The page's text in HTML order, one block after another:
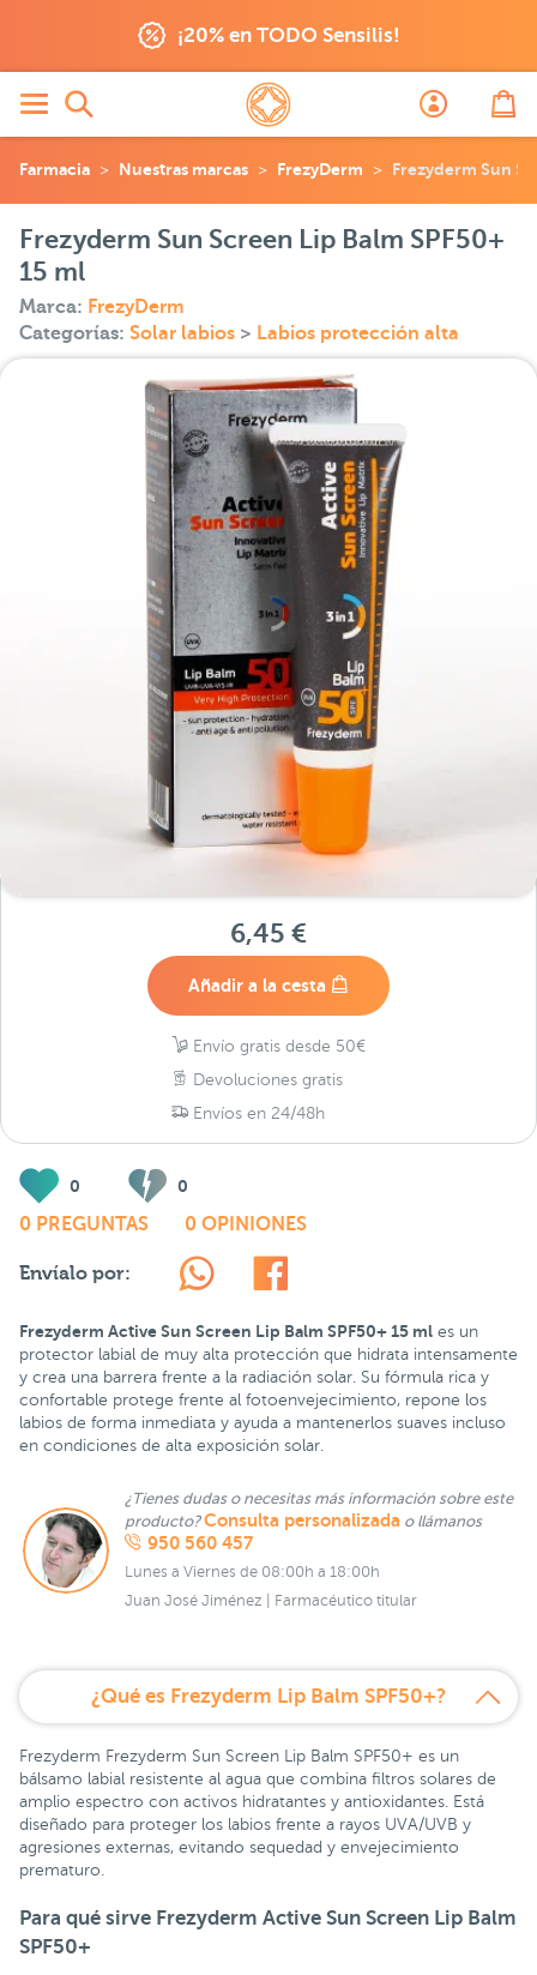
¡20% en TODO Sensilis!
Farmacia Nuestras marcas FrezyDerm Frezyderm Sun
Frezyderm Sun Screen Lip Balm SPF50+
15 ml
Marca: FrezyDerm
Categorías: Solar labios > Labios protección alta
6,45 €
Añadir a la cesta
Envío gratis desde 50€
Devoluciones gratis
Envíos en 24/48h
0 0
0 PREGUNTAS 0 OPINIONES
Envíalo por:
Frezyderm Active Sun Screen Lip Balm SPF50+ 15 ml es un
protector labial de muy alta protección que hidrata intensamente
y crea una barrera frente a la radiación solar. Su fórmula rica y
confortable protege frente al fotoenvejecimiento, repone los
labios de forma inmediata y ayuda a mantenerlos suaves incluso
en condiciones de alta exposición solar.
¿Tienes dudas o necesitas más información sobre este
producto?Consulta personalizada o llámanos
950 560 457
Lunes a Viernes de 08:00h a 18:00h
Juan José Jiménez | Farmacéutico titular
¿Qué es Frezyderm Lip Balm SPF50+?
Frezyderm Frezyderm Sun Screen Lip Balm SPF50+ es un
bálsamo labial resistente al agua que combina filtros solares de
amplio espectro con activos hidratantes y antioxidantes. Está
diseñado para proteger los labios frente a rayos UVA/UVB y
agresiones externas, evitando sequedad y envejecimiento
prematuro.
Para qué sirve Frezyderm Active Sun Screen Lip Balm
SPF50+